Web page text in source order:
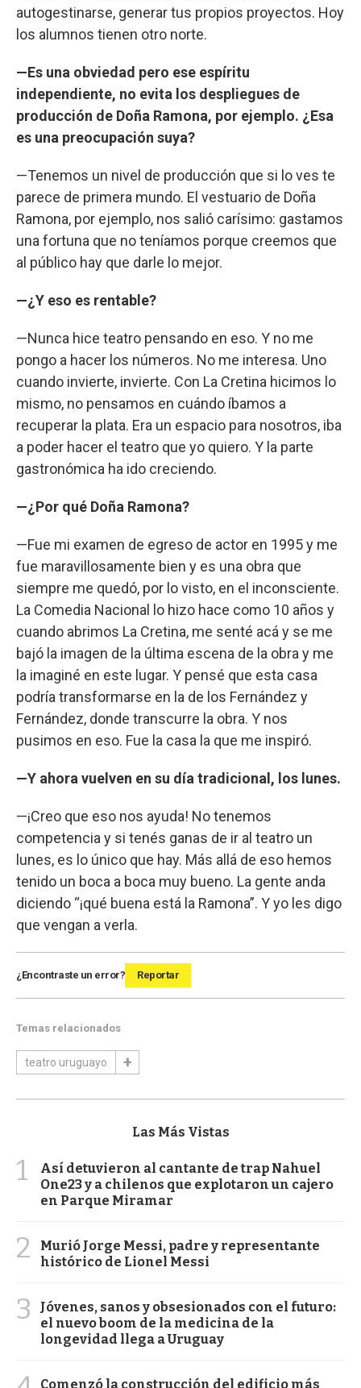
autogestinarse, generar tus propios proyectos. Hoy
los alumnos tienen otro norte.
—Es una obviedad pero ese espíritu
independiente, no evita los despliegues de
producción de Doña Ramona, por ejemplo. ¿Esa
es una preocupación suya?
—Tenemos un nivel de producción que si lo ves te
parece de primera mundo. El vestuario de Doña
Ramona, por ejemplo, nos salió carísimo: gastamos
una fortuna que no teníamos porque creemos que
al público hay que darle lo mejor.
—¿Y eso es rentable?
—Nunca hice teatro pensando en eso. Y no me
pongo a hacer los números. No me interesa. Uno
cuando invierte, invierte. Con La Cretina hicimos lo
mismo, no pensamos en cuándo íbamos a
recuperar la plata. Era un espacio para nosotros, iba
a poder hacer el teatro que yo quiero. Y la parte
gastronómica ha ido creciendo.
—¿Por qué Doña Ramona?
—Fue mi examen de egreso de actor en 1995 y me
fue maravillosamente bien y es una obra que
siempre me quedó, por lo visto, en el inconsciente.
La Comedia Nacional lo hizo hace como 10 años y
cuando abrimos La Cretina, me senté acá y se me
bajó la imagen de la última escena de la obra y me
la imaginé en este lugar. Y pensé que esta casa
podría transformarse en la de los Fernández y
Fernández, donde transcurre la obra. Y nos
pusimos en eso. Fue la casa la que me inspiró.
—Y ahora vuelven en su día tradicional, los lunes.
—¡Creo que eso nos ayuda! No tenemos
competencia y si tenés ganas de ir al teatro un
lunes, es lo único que hay. Más allá de eso hemos
tenido un boca a boca muy bueno. La gente anda
diciendo “¡qué buena está la Ramona”. Y yo les digo
que vengan a verla.
¿Encontraste un error? Reportar
Temas relacionados
teatro uruguayo
Las Más Vistas
1
Así detuvieron al cantante de trap Nahuel
One23 y a chilenos que explotaron un cajero
en Parque Miramar
2
Murió Jorge Messi, padre y representante
histórico de Lionel Messi
3
Jóvenes, sanos y obsesionados con el futuro:
el nuevo boom de la medicina de la
longevidad llega a Uruguay
Comenzó la construcción del edificio más